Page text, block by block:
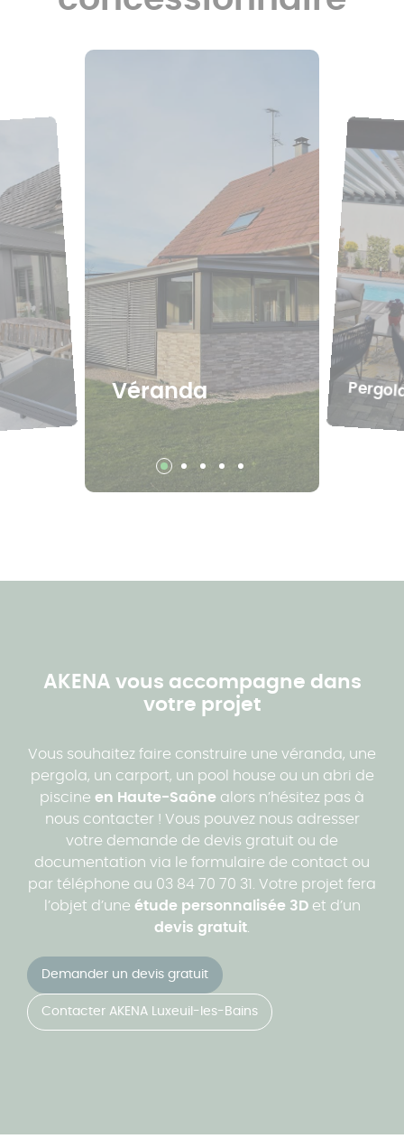
Véranda
AKENA vous accompagne dans
votre projet
Vous souhaitez faire construire une véranda, une
pergola, un carport, un pool house ou un abri de
piscine en Haute-Saône alors n’hésitez pas à
nous contacter ! Vous pouvez nous adresser
votre demande de devis gratuit ou de
documentation via le formulaire de contact ou
par téléphone au 03 84 70 70 31. Votre projet fera
l’objet d’une étude personnalisée 3D et d’un
devis gratuit
Demander un devis gratuit
Contacter AKENA Luxeuil-les-Bains